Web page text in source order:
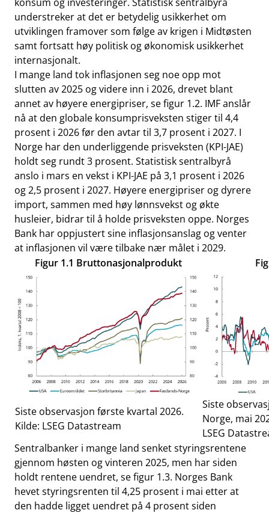
understreker at det er betydelig usikkerhet om
utviklingen framover som følge av krigen i Midtøsten
samt fortsatt høy politisk og økonomisk usikkerhet
internasjonalt.
I mange land tok inflasjonen seg noe opp mot
slutten av 2025 og videre inn i 2026, drevet blant
annet av høyere energipriser, se figur 1.2. IMF anslår
nå at den globale konsumprisveksten stiger til 4,4
prosent i 2026 før den avtar til 3,7 prosent i 2027. I
Norge har den underliggende prisveksten (KPI-JAE)
holdt seg rundt 3 prosent. Statistisk sentralbyrå
anslo i mars en vekst i KPI-JAE på 3,1 prosent i 2026
og 2,5 prosent i 2027. Høyere energipriser og dyrere
import, sammen med høy lønnsvekst og økte
husleier, bidrar til å holde prisveksten oppe. Norges
Bank har oppjustert sine inflasjonsanslag og venter
at inflasjonen vil være tilbake nær målet i 2029.
Figur 1.1 Bruttonasjonalprodukt
Siste observasjon første kvartal 2026.
Kilde: LSEG Datastream
Siste
Norge, mai
LSEG
Sentralbanker i mange land senket styringsrentene
gjennom høsten og vinteren 2025, men har siden
holdt rentene uendret, se figur 1.3. Norges Bank
hevet styringsrenten til 4,25 prosent i mai etter at
den hadde ligget uendret på 4 prosent siden